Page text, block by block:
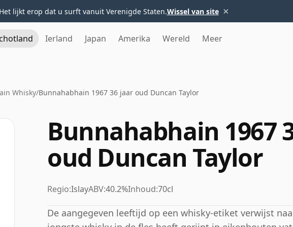
lijkt erop dat u surft vanuit Verenigde Staten.Wissel van site ×
Ierland Japan Amerika Wereld Meer
Whisky/Bunnahabhain 1967 36 jaar oud Duncan Taylor
Bunnahabhain 1967
oud Duncan Taylor
Regio:IslayABV:40.2%Inhoud:70cl
De aangegeven leeftijd op een whisky-etiket verwijst